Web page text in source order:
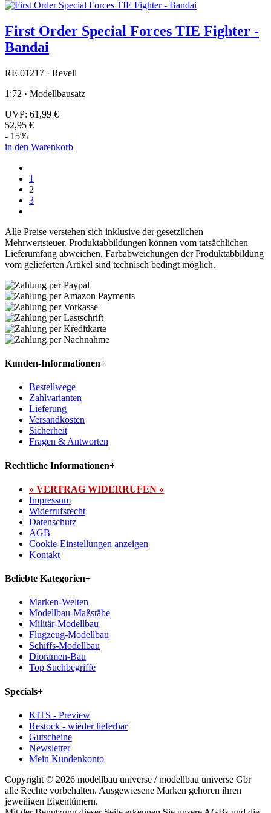
First Order Special Forces TIE Fighter -
Bandai
RE 01217 · Revell
1:72 · Modellbausatz
UVP: 61,99 €
52,95 €
- 15%
in den Warenkorb
1
2
3
Alle Preise verstehen sich inklusive der gesetzlichen
Mehrwertsteuer. Produktabbildungen können vom tatsächlichen
Lieferumfang abweichen. Farbabweichungen der Produktabbildung
vom gelieferten Artikel sind technisch bedingt möglich.
Kunden-Informationen+
Bestellwege
Zahlvarianten
Lieferung
Versandkosten
Sicherheit
Fragen & Antworten
Rechtliche Informationen+
» VERTRAG WIDERRUFEN «
Impressum
Widerrufsrecht
Datenschutz
AGB
Cookie-Einstellungen anzeigen
Kontakt
Beliebte Kategorien+
Marken-Welten
Modellbau-Maßstäbe
Militär-Modellbau
Flugzeug-Modellbau
Schiffs-Modellbau
Dioramen-Bau
Top Suchbegriffe
Specials+
KITS - Preview
Restock - wieder lieferbar
Gutscheine
Newsletter
Mein Kundenkonto
Copyright © 2026 modellbau universe / modellbau universe Gbr
alle Rechte vorbehalten. Ausgewiesene Marken gehören ihren
jeweiligen Eigentümern.